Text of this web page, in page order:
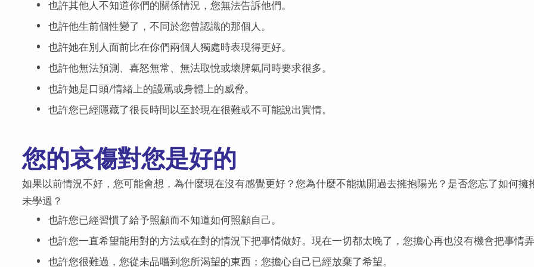
也許其他人不知道你們的關係情況，您無法告訴他們。
也許他生前個性變了，不同於您曾認識的那個人。
也許她在別人面前比在你們兩個人獨處時表現得更好。
也許他無法預測、喜怒無常、無法取悅或壞脾氣同時要求很多。
也許她是口頭/情緒上的謾罵或身體上的威脅。
也許您已經隱藏了很長時間以至於現在很難或不可能說出實情。
您的哀傷對您是好的
如果以前情況不好，您可能會想，為什麼現在沒有感覺更好？您為什麼不能拋開過去擁抱陽光？是否您忘了如何擁
未學過？
也許您已經習慣了給予照顧而不知道如何照顧自己。
也許您一直希望能用對的方法或在對的情況下把事情做好。現在一切都太晚了，您擔心再也沒有機會把事情弄
也許您很難過，您從未品嚐到您所渴望的東西；您擔心自己已經放棄了希望。